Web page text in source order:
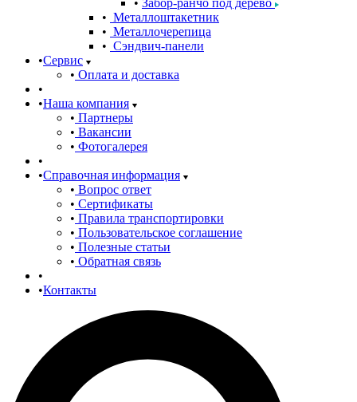
Забор-ранчо под дерево
Металлоштакетник
Металлочерепица
Сэндвич-панели
Сервис
Оплата и доставка
Наша компания
Партнеры
Вакансии
Фотогалерея
Справочная информация
Вопрос ответ
Сертификаты
Правила транспортировки
Пользовательское соглашение
Полезные статьи
Обратная связь
Контакты